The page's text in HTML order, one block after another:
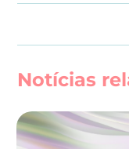
Notícias